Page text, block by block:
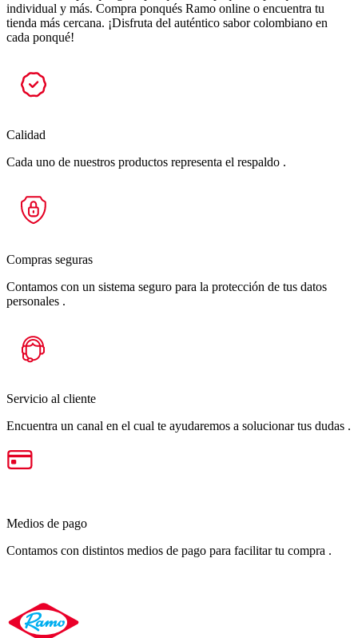
individual y más. Compra ponqués Ramo online o encuentra tu
tienda más cercana. ¡Disfruta del auténtico sabor colombiano en
cada ponqué!
Calidad
Cada uno de nuestros productos representa el respaldo .
Compras seguras
Contamos con un sistema seguro para la protección de tus datos
personales .
Servicio al cliente
Encuentra un canal en el cual te ayudaremos a solucionar tus dudas .
Medios de pago
Contamos con distintos medios de pago para facilitar tu compra .